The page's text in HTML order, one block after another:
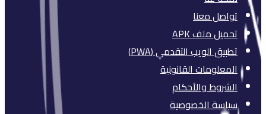
تواصل معنا
تحميل ملف APK
تطبيق الويب التقدمي (PWA)
المعلومات القانونية
الشروط والأحكام
سياسة الخصوصية